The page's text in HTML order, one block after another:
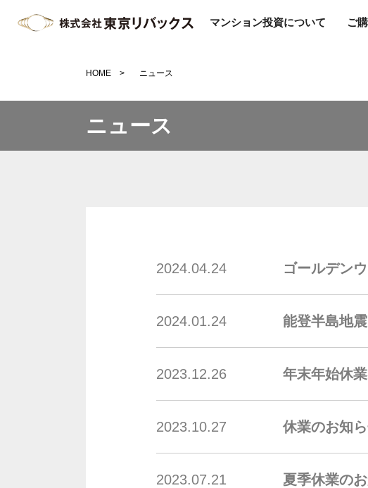
マンション投資について ご
HOME ニュース
ニュース
2024.04.24 ゴールデン
2024.01.24 能登半島地
2023.12.26 年末年始休
2023.10.27 休業のお知
2023.07.21 夏季休業の